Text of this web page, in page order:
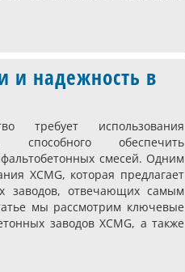
и надежность в
требует использования
способного обеспечить
смесей. Одним
XCMG, которая предлагает
заводов, отвечающих самым
мы рассмотрим ключевые
заводов XCMG, а также